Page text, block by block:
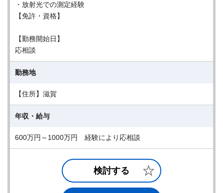
・放射光での測定経験
【免許・資格】
【勤務開始日】
応相談
勤務地
【住所】滋賀
年収・給与
600万円～1000万円 経験により応相談
検討する